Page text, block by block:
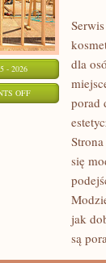
- 2026
OFFON
dla
porad
się
jak
są